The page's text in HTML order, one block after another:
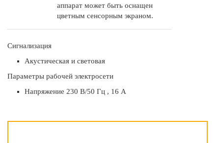
аппарат может быть оснащен
цветным сенсорным экраном.
Сигнализация
Aкустическая и световая
Параметры рабочей электросети
Напряжение 230 В/50 Гц , 16 A